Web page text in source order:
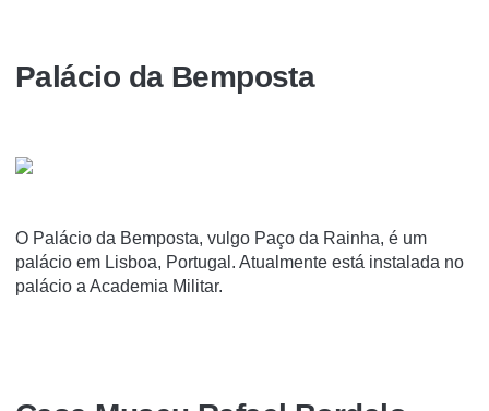
Palácio da Bemposta
O Palácio da Bemposta, vulgo Paço da Rainha, é um
palácio em Lisboa, Portugal. Atualmente está instalada no
palácio a Academia Militar.